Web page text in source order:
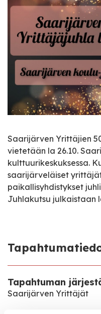
Saarijärven Yrittäjien
vietetään la 26.10.
kulttuurikeskuksessa.
saarijärveläiset
paikallisyhdistykset
Juhlakutsu julkaistaan
Tapahtuman
Saarijärven Yrittäjät